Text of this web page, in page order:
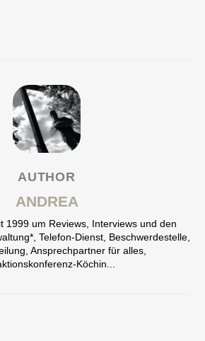
AUTHOR
ANDREA
1999 um Reviews, Interviews und den
Telefon-Dienst, Beschwerdestelle,
Ansprechpartner für alles,
Köchin...